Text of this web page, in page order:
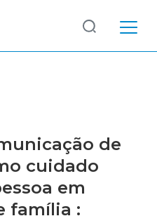
de
cuidado
em
família :